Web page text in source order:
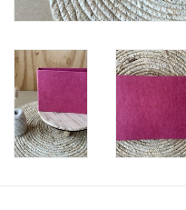
Gepersonaliseerd
Vanaf 1 jaar
Over ons